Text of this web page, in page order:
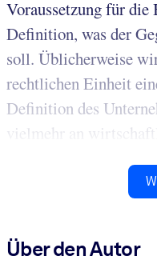
Voraussetzung für die
Definition, was der
soll. Üblicherweise
rechtlichen Einheit
Definition des
vielmehr an
Über den Autor